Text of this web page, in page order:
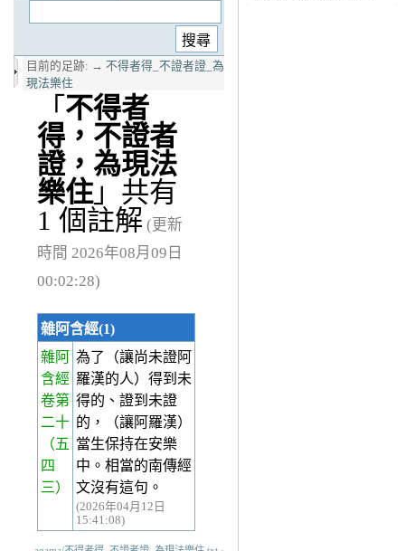
目前的足跡: → 不得者得_不證者證_為
現法樂住
「 不得者
得，不證者
證，為現法
樂住」共有
1 個註解 (更新
時間 2026年08月09日
00:02:28)
雜阿含經(1)
雜阿
含經
卷第
二十
（五
四
三）
為了（讓尚未證阿
羅漢的人）得到未
得的、證到未證
的，（讓阿羅漢）
當生保持在安樂
中。相當的南傳經
文沒有這句。
(2026年04月12日
15:41:08)